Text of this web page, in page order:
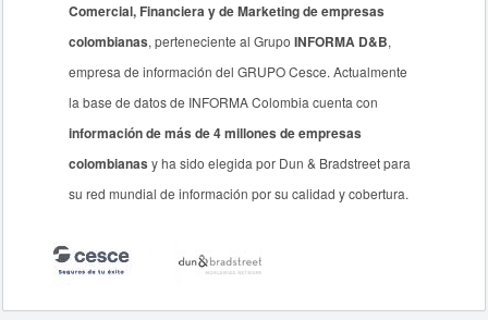
Comercial, Financiera y de Marketing de empresas
colombianas, perteneciente al GrupoINFORMA D&B,
empresa de información del GRUPO Cesce. Actualmente
la base de datos de INFORMA Colombia cuenta con
información de más de 4 millones de empresas
colombianas y ha sido elegida por Dun & Bradstreet para
su red mundial de información por su calidad y cobertura.